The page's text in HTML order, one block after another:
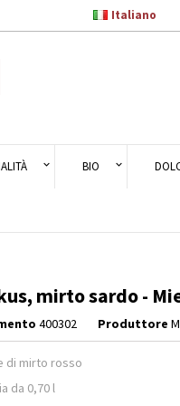
Italiano
BIO
mirto sardo -
400302 Produttore
di mirto rosso
da 0,70 l